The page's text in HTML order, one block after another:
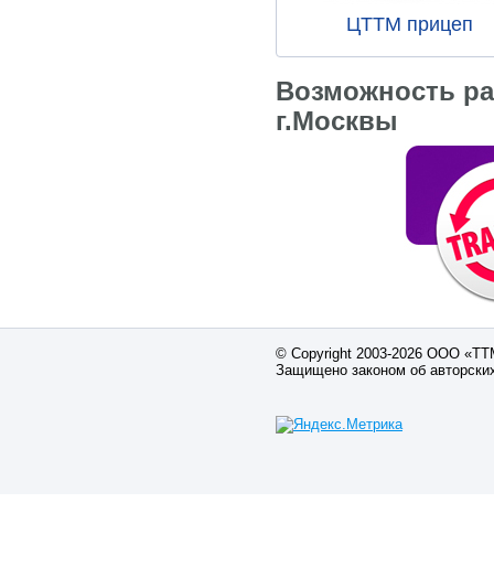
ЦТТМ прицеп
Возможность
г.Москвы
© Copyright 2003-2026 ООО
Защищено законом об